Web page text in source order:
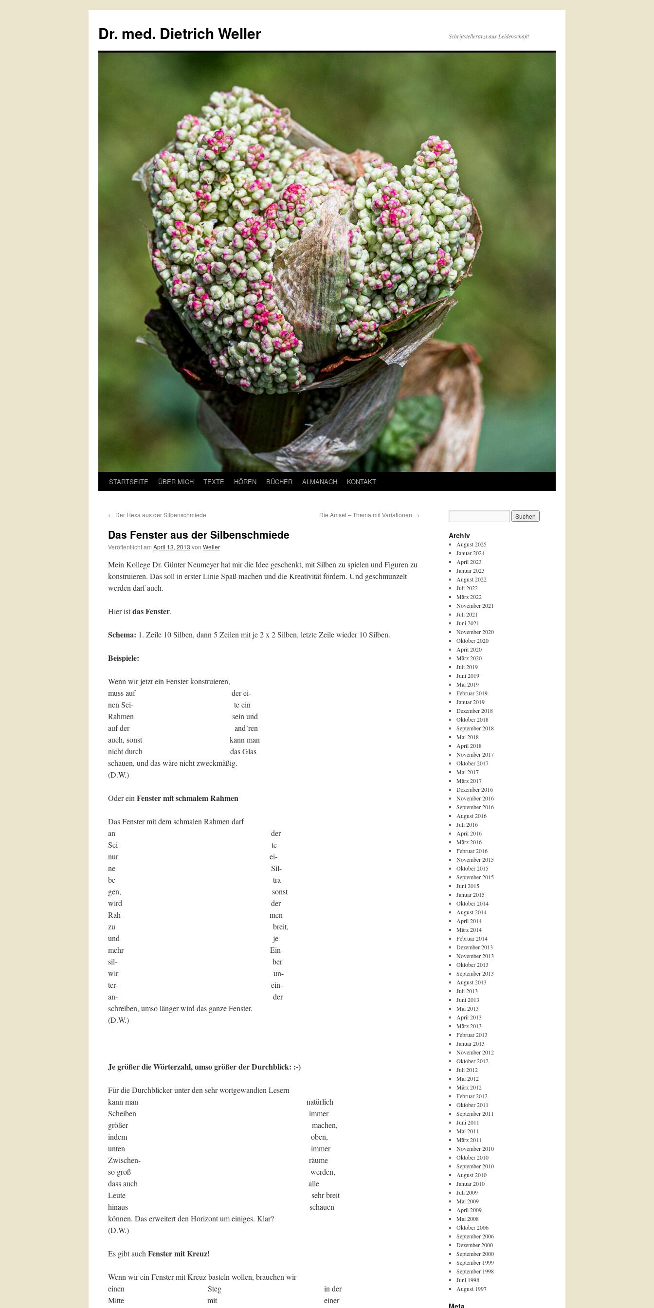
springen
Dr. med. Dietrich Weller Schriftstellerarzt aus Leidenschaft!
STARTSEITE ÜBER MICH TEXTE HÖREN BÜCHER ALMANACH KONTAKT
← Der Hexa aus der Silbenschmiede Die Amsel – Thema mit Variationen →
Das Fenster aus der Silbenschmiede
Veröffentlicht am April 13, 2013 von Weller
Mein Kollege Dr. Günter Neumeyer hat mir die Idee geschenkt, mit Silben zu spielen und Figuren zu
konstruieren. Das soll in erster Linie Spaß machen und die Kreativität fördern. Und geschmunzelt
werden darf auch.
Hier istdas Fenster.
Schema: 1. Zeile 10 Silben, dann 5 Zeilen mit je 2 x 2 Silben, letzte Zeile wieder 10 Silben.
Beispiele:
Wenn wir jetzt ein Fenster konstruieren,
muss auf der ei-
nen Sei- te ein
Rahmen sein und
auf der and´ren
auch, sonst kann man
nicht durch das Glas
schauen, und das wäre nicht zweckmäßig.
(D.W.)
Oder ein Fenster mit schmalem Rahmen
Das Fenster mit dem schmalen Rahmen darf
an der
Sei- te
nur ei-
ne Sil-
be tra-
gen, sonst
wird der
Rah- men
zu breit,
und je
mehr Ein-
sil- ber
wir un-
ter- ein-
an- der
schreiben, umso länger wird das ganze Fenster.
(D.W.)
Je größer die Wörterzahl, umso größer der Durchblick: :-)
Für die Durchblicker unter den sehr wortgewandten Lesern
kann man natürlich
Scheiben immer
größer machen,
indem oben,
unten immer
Zwischen- räume
so groß werden,
dass auch alle
Leute sehr breit
hinaus schauen
können. Das erweitert den Horizont um einiges. Klar?
(D.W.)
Es gibt auch Fenster mit Kreuz!
Wenn wir ein Fenster mit Kreuz basteln wollen, brauchen wir
einen Steg in der
Mitte mit einer
Archiv
August 2025
Januar 2024
April 2023
Januar 2023
August 2022
Juli 2022
März 2022
November 2021
Juli 2021
Juni 2021
November 2020
Oktober 2020
April 2020
März 2020
Juli 2019
Juni 2019
Mai 2019
Februar 2019
Januar 2019
Dezember 2018
Oktober 2018
September 2018
Mai 2018
April 2018
November 2017
Oktober 2017
Mai 2017
März 2017
Dezember 2016
November 2016
September 2016
August 2016
Juli 2016
April 2016
März 2016
Februar 2016
November 2015
Oktober 2015
September 2015
Juni 2015
Januar 2015
Oktober 2014
August 2014
April 2014
März 2014
Februar 2014
Dezember 2013
November 2013
Oktober 2013
September 2013
August 2013
Juli 2013
Juni 2013
Mai 2013
April 2013
März 2013
Februar 2013
Januar 2013
November 2012
Oktober 2012
Juli 2012
Mai 2012
März 2012
Februar 2012
Oktober 2011
September 2011
Juni 2011
Mai 2011
März 2011
November 2010
Oktober 2010
September 2010
August 2010
Januar 2010
Juli 2009
Mai 2009
April 2009
Mai 2008
Oktober 2006
September 2006
Dezember 2000
September 2000
September 1999
September 1998
Juni 1998
August 1997
Meta